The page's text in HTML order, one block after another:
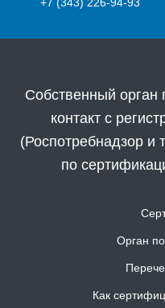
Собственный орган
контакт с
(Роспотребнадзор и
по
Орган
Как